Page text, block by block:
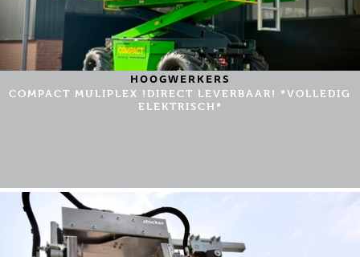
HOOGWERKERS
COMPACT MULIPLEX !DIRECT LEVERBAAR! *VOLLEDIG
ELEKTRISCH*